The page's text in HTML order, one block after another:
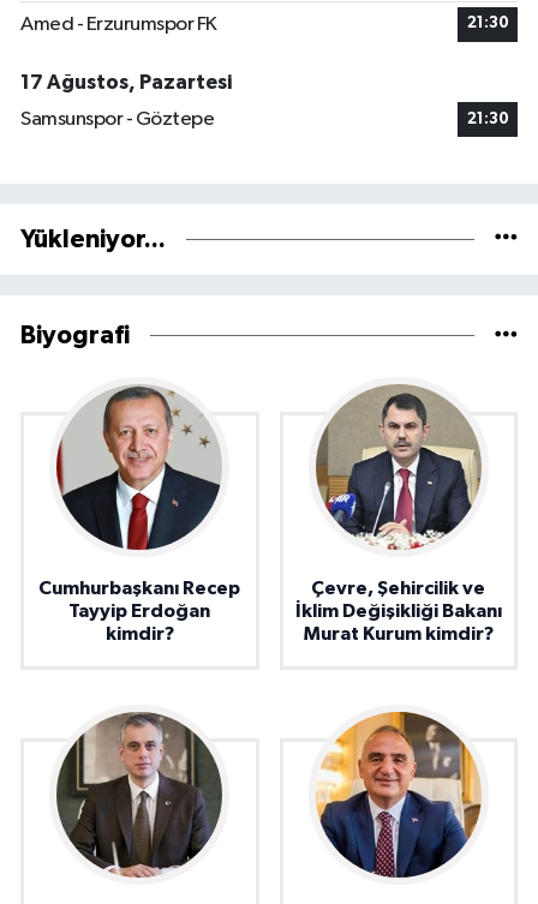
Amed - Erzurumspor FK 21:30
17 Ağustos, Pazartesi
Samsunspor - Göztepe
21:30
Yükleniyor...
Biyografi
Cumhurbaşkanı Recep
Tayyip Erdoğan
kimdir?
Çevre, Şehircilik ve
İklim Değişikliği Bakanı
Murat Kurum kimdir?